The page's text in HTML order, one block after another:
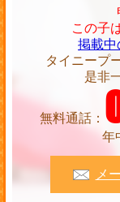
この子
掲載
タイニープ
是非
無料通話：
年
メ